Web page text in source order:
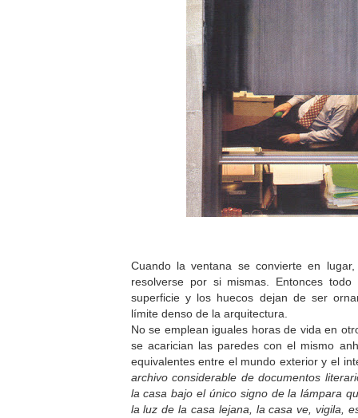
Cuando la ventana se convierte en
resolverse por si mismas. Entonces
superficie y los huecos dejan de ser
límite denso de la arquitectura.
No se emplean iguales horas de vida en
se acarician las paredes con el mismo
equivalentes entre el mundo exterior y el
archivo considerable de documentos
la casa bajo el único signo de la lámpara
la luz de la casa lejana, la casa ve, vigila,